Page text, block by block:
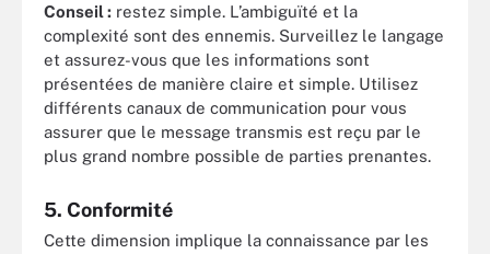
Conseil : restez simple. L’ambiguïté et la
complexité sont des ennemis. Surveillez le langage
et assurez-vous que les informations sont
présentées de manière claire et simple. Utilisez
différents canaux de communication pour vous
assurer que le message transmis est reçu par le
plus grand nombre possible de parties prenantes.
5. Conformité
Cette dimension implique la connaissance par les